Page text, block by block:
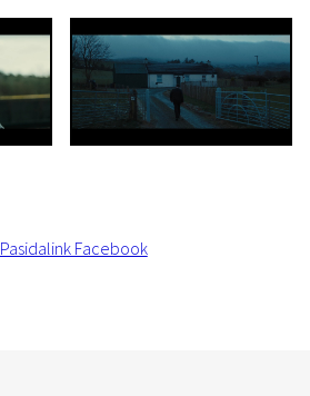
Pasidalink Facebook